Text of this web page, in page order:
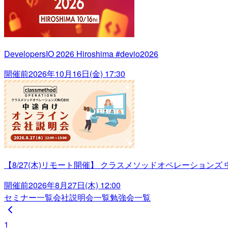
DevelopersIO 2026 Hiroshima #devio2026
開催前2026年10月16日(金) 17:30
【8/27(木)リモート開催】 クラスメソッドオペレーションズ
開催前2026年8月27日(木) 12:00
セミナー一覧会社説明会一覧勉強会一覧
1